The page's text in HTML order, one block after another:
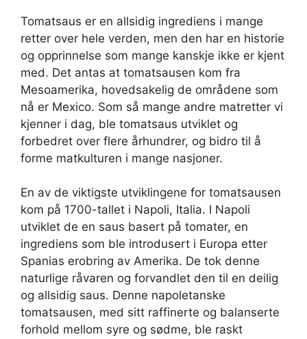
Tomatsaus er en allsidig ingrediens i mange
retter over hele verden, men den har en historie
og opprinnelse som mange kanskje ikke er kjent
med. Det antas at tomatsausen kom fra
Mesoamerika, hovedsakelig de områdene som
nå er Mexico. Som så mange andre matretter vi
kjenner i dag, ble tomatsaus utviklet og
forbedret over flere århundrer, og bidro til å
forme matkulturen i mange nasjoner.
En av de viktigste utviklingene for tomatsausen
kom på 1700-tallet i Napoli, Italia. I Napoli
utviklet de en saus basert på tomater, en
ingrediens som ble introdusert i Europa etter
Spanias erobring av Amerika. De tok denne
naturlige råvaren og forvandlet den til en deilig
og allsidig saus. Denne napoletanske
tomatsausen, med sitt raffinerte og balanserte
forhold mellom syre og sødme, ble raskt